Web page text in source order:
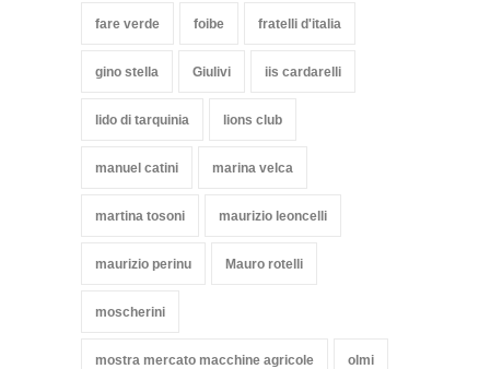
fare verde foibe fratelli d'italia
gino stella Giulivi iis cardarelli
lido di tarquinia lions club
manuel catini marina velca
martina tosoni maurizio leoncelli
maurizio perinu Mauro rotelli
moscherini
mostra mercato macchine agricole olmi